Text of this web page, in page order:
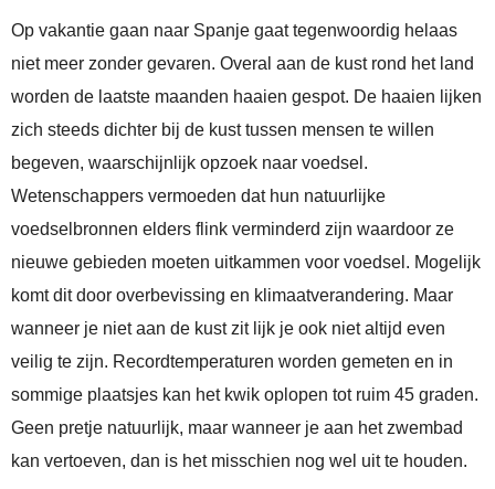
Op vakantie gaan naar Spanje gaat tegenwoordig helaas
niet meer zonder gevaren. Overal aan de kust rond het land
worden de laatste maanden haaien gespot. De haaien lijken
zich steeds dichter bij de kust tussen mensen te willen
begeven, waarschijnlijk opzoek naar voedsel.
Wetenschappers vermoeden dat hun natuurlijke
voedselbronnen elders flink verminderd zijn waardoor ze
nieuwe gebieden moeten uitkammen voor voedsel. Mogelijk
komt dit door overbevissing en klimaatverandering. Maar
wanneer je niet aan de kust zit lijk je ook niet altijd even
veilig te zijn. Recordtemperaturen worden gemeten en in
sommige plaatsjes kan het kwik oplopen tot ruim 45 graden.
Geen pretje natuurlijk, maar wanneer je aan het zwembad
kan vertoeven, dan is het misschien nog wel uit te houden.